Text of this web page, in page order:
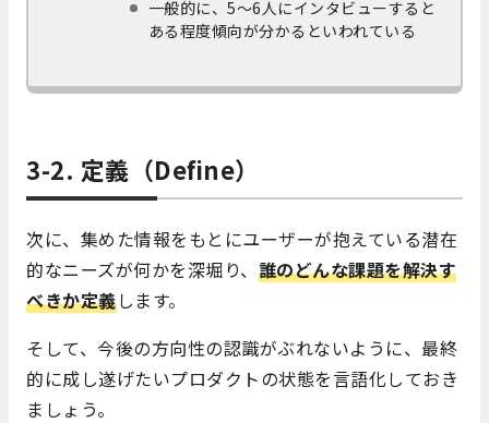
一般的に、5～6人にインタビューすると
ある程度傾向が分かるといわれている
3-2. 定義 （Define）
次に、集めた情報をもとにユーザーが抱えている潜在
的なニーズが何かを深堀り、 誰のどんな課題を解決す
べきか定義します。
そして、今後の方向性の認識がぶれないように、最終
的に成し遂げたいプロダクトの状態を言語化しておき
ましょう。